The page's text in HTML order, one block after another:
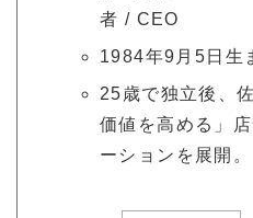
者 / CEO
1984年9月5日生
25歳で独立後、
価値を高める」
ーションを展開。